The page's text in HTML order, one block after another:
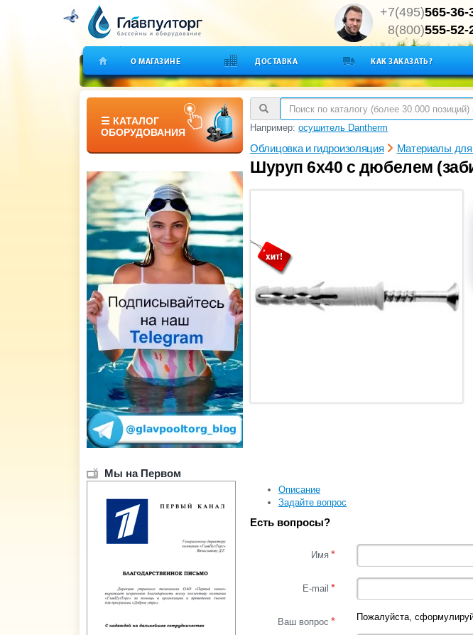
+7(495)565-36-
8(800)555-52-
О МАГАЗИНЕ ДОСТАВКА КАК ЗАКАЗАТЬ?
☰ КАТАЛОГ
ОБОРУДОВАНИЯ
Мы на Первом
Например: осушитель Dantherm
Облицовка и гидроизоляция Материалы
Шуруп 6х40 с дюбелем
Описание
Задайте вопрос
Есть вопросы?
Имя *
E-mail *
Ваш вопрос * Пожалуйста,